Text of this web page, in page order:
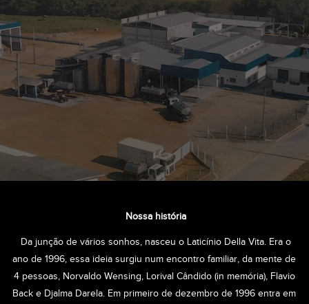
Nossa história
Da junção de vários sonhos, nasceu o Laticínio Della Vita. Era o
ano de 1996, essa ideia surgiu num encontro familiar, da mente de
4 pessoas, Norvaldo Wensing, Lorival Cândido (in memória), Flavio
Back e Djalma Darela. Em primeiro de dezembro de 1996 entra em